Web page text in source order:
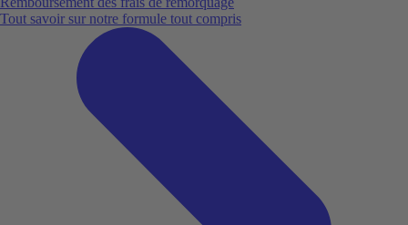
Tout savoir sur notre formule tout compris